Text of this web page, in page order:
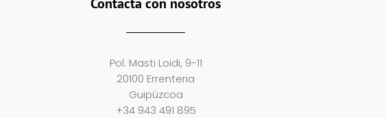
Pol. Masti Loidi, 9-11
20100 Errenteria
Guipúzcoa
+34 943 491 895